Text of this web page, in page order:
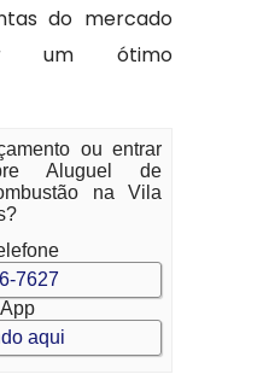
do mercado
um ótimo
ou entrar
Aluguel de
na Vila
7627
aqui